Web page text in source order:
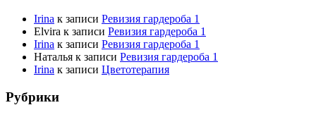
Irina к записи Ревизия гардероба 1
Elvira к записи Ревизия гардероба 1
Irina к записи Ревизия гардероба 1
Наталья к записи Ревизия гардероба 1
Irina к записи Цветотерапия
Рубрики